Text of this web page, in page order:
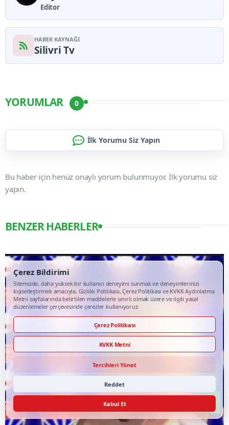
Editor
HABER KAYNAĞI
Silivri Tv
YORUMLAR 0
İlk Yorumu Siz Yapın
Bu haber için henüz onaylı yorum bulunmuyor. İlk yorumu siz
yapın.
BENZER HABERLER
Çerez Bildirimi
Sitemizde, daha yüksek bir kullanıcı deneyimi sunmak ve deneyimlerinizi
kişiselleştirmek amacıyla, Gizlilik Politikası, Çerez Politikası ve KVKK Aydınlatma
Metni sayfalarında belirtilen maddelerle sınırlı olmak üzere ve ilgili yasal
düzenlemeler çerçevesinde çerezler kullanıyoruz.
Çerez Politikası
KVKK Metni
Tercihleri Yönet
Reddet
Kabul Et